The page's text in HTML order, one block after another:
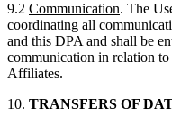
9.2 Communication. The
coordinating all
and this DPA and shall be
communication in relation
Affiliates.
10. TRANSFERS OF